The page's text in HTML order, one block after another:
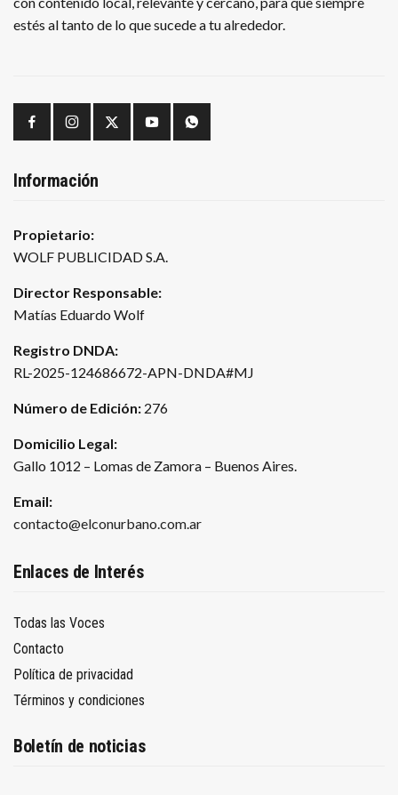
estés al tanto de lo que sucede a tu alrededor.
Información
Propietario:
WOLF PUBLICIDAD S.A.
Director Responsable:
Matías Eduardo Wolf
Registro DNDA:
RL-2025-124686672-APN-DNDA#MJ
Número de Edición: 276
Domicilio Legal:
Gallo 1012 – Lomas de Zamora – Buenos Aires.
Email:
contacto@elconurbano.com.ar
Enlaces de Interés
Todas las Voces
Contacto
Política de privacidad
Términos y condiciones
Boletín de noticias